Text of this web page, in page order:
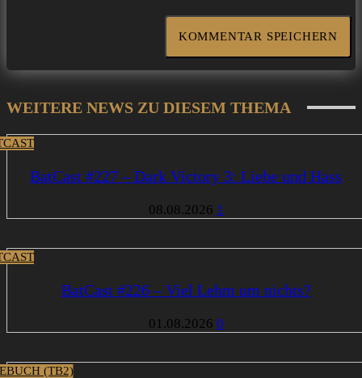
WEITERE NEWS ZU DIESEM THEMA
BatCast #227 – Dark Victory 3: Liebe und Hass
08.08.2026 1
BatCast #226 – Viel Lehm um nichts?
01.08.2026 0
(TB2)